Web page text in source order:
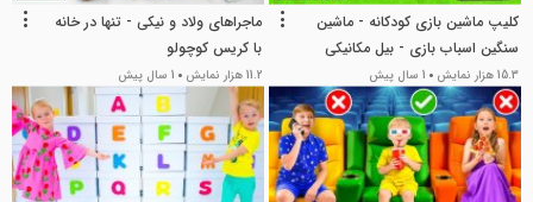
کلیپ ماشین بازی کودکانه - ماشین
سنگین اسباب بازی - بیل مکانیکی
لودر پلیس
15.3 هزار نمایش 1 سال پیش
ماجراهای ولاد و نیکی - تنها در خانه
با کریس کوچولو
11.2 هزار نمایش 1 سال پیش